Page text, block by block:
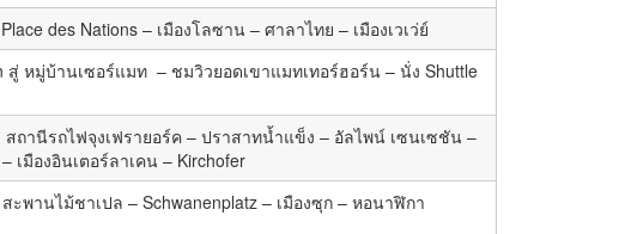
des Nations – เมืองโลซาน – ศาลาไทย – เมืองเวเว่ย์
สู่ หมู่บ้านเซอร์แมท – ชมวิวยอดเขาแมทเทอร์ฮอร์น – นั่ง Shuttle
สถานีรถไฟจุงเฟรายอร์ค – ปราสาทน้ำแข็ง – อัลไพน์ เซนเซชัน –
เมืองอินเตอร์ลาเคน – Kirchofer
พานไม้ชาเปล – Schwanenplatz – เมืองซุก – หอนาฬิกา